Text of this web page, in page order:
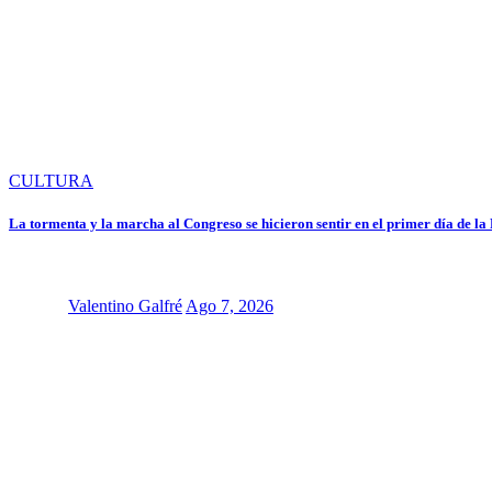
CULTURA
La tormenta y la marcha al Congreso se hicieron sentir en el primer día de la
Valentino GalfréAgo 7, 2026